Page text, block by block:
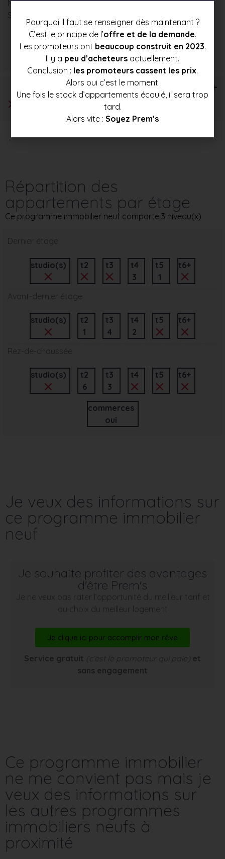
Nombre : 1
Surface moyenne : 78 m²
Prix mini
233 500 €
Prix moyen
248 000 €
Prix max
262 000 €
T6+
Répartition des
appartements par étage
Ce programme immobilier neuf comporte 3 niveau(x)
Dernier étage
studio(s) t2 t3
t4
3
t5
1
t6+
Avant-dernier étage
studio(s)
t2
1
t3
4
t4
2
t5 t6+
Rez-de-chaussée
studio(s)
t2
6
t3
3
t4 t5 t6+
commerces
oui
Je veux des informations sur
ce programme immobilier
neuf
Je souhaite profiter des avantages
d'être Prem's
Je ne veux pas rater l’opportunité du meilleur tarif et
du choix du meilleur logement
Je clique ici pour accomplir mon rêve
Service gratuit (c’est le promoteur qui paie) et
sans engagement
Ce programme immobilier
ne me convient pas mais je
veux des informations sur
les autres programmes
immobiliers neufs à
proximité
Pourquoi il faut se renseigner dès maintenant ?
C’est le principe de l’offre et de la demande.
Les promoteurs ont beaucoup construit en 2023.
Il y a peu d’acheteurs actuellement.
Conclusion : les promoteurs cassent les prix.
Alors oui c’est le moment.
Une fois le stock d’appartements écoulé, il sera trop
tard.
Alors vite : Soyez Prem’s